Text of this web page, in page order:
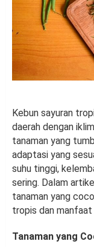
Kebun sayuran
daerah dengan
tanaman yang
adaptasi yang
suhu tinggi,
sering. Dalam
tanaman yang
tropis dan manfaat
Tanaman yang